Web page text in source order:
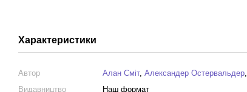
Характеристики
Автор Алан Сміт, Александер Остервальдер,
Видавництво
Наш формат